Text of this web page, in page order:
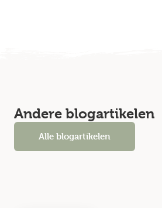
Andere blogartikelen
Alle blogartikelen